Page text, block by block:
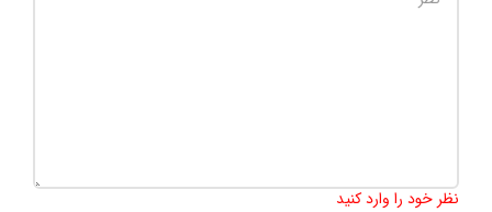
نظر خود را وارد کنید